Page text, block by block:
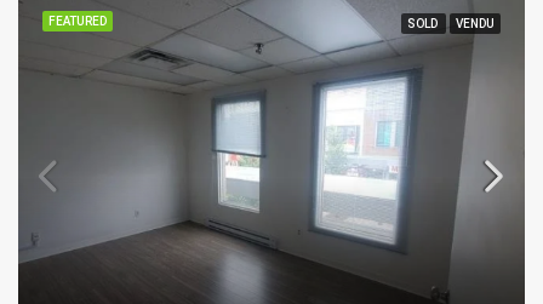
FEATURED SOLD VENDU